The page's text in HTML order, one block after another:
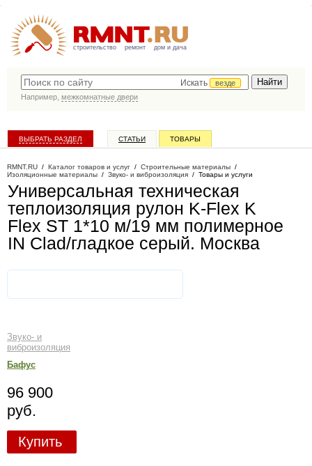
строительство ремонт дом и дача
Искать
везде
Например, межкомнатные двери
ВЫБРАТЬ РАЗДЕЛ СТАТЬИ ТОВАРЫ
RMNT.RU / Каталог товаров и услуг / Строительные материалы /
Изоляционные материалы / Звуко- и виброизоляция / Товары и услуги
Универсальная техническая
теплоизоляция рулон K-Flex K
Flex ST 1*10 м/19 мм полимерное
IN Clad/гладкое серый. Москва
Звуко- и
виброизоляция
Бафус
96 900
руб.
Купить